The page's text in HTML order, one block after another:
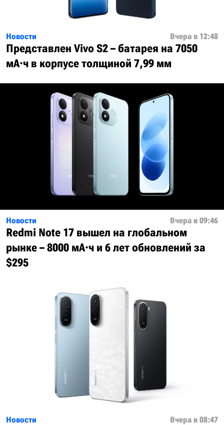
Новости Вчера в 12:48
Представлен Vivo S2 – батарея на 7050
мА·ч в корпусе толщиной 7,99 мм
Новости Вчера в 09:46
Redmi Note 17 вышел на глобальном
рынке – 8000 мА·ч и 6 лет обновлений за
$295
Новости Вчера в 08:47